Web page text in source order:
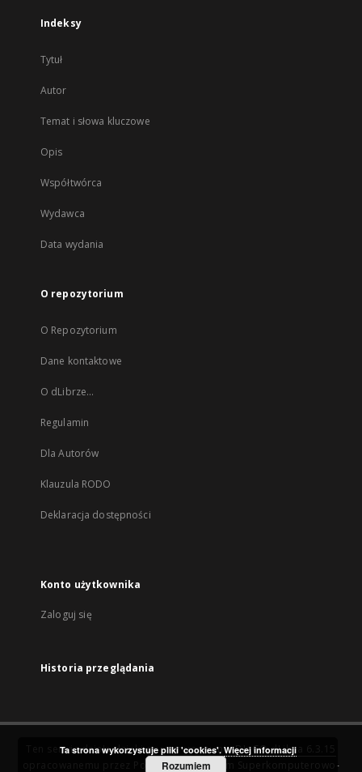
Indeksy
Tytuł
Autor
Temat i słowa kluczowe
Opis
Współtwórca
Wydawca
Data wydania
O repozytorium
O Repozytorium
Dane kontaktowe
O dLibrze...
Regulamin
Dla Autorów
Klauzula RODO
Deklaracja dostępności
Konto użytkownika
Zaloguj się
Historia przeglądania
Ten serwis działa dzięki oprogramowaniuDInGO dLibra 6.3.15
Poznańskie Centrum Superkomputerowo-
Ta strona wykorzystuje pliki 'cookies'. Więcej informacji
Rozumiem